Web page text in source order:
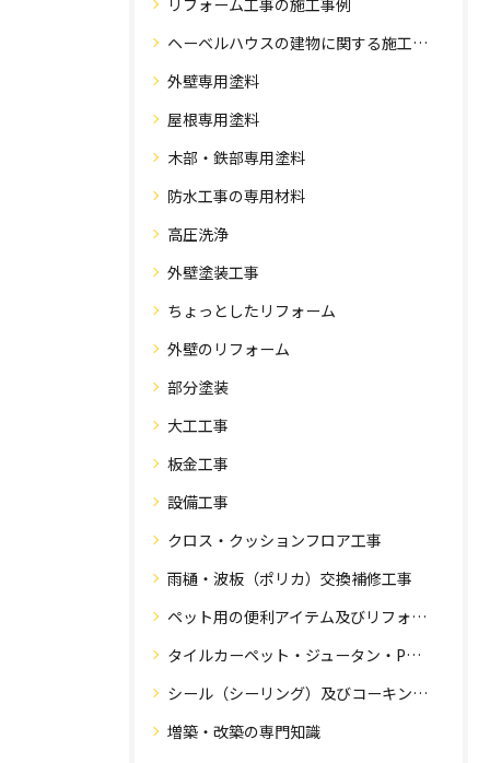
ヘーベルハウスの建物に関する施工事例
外壁専用塗料
屋根専用塗料
木部・鉄部専用塗料
防水工事の専用材料
高圧洗浄
外壁塗装工事
ちょっとしたリフォーム
外壁のリフォーム
部分塗装
大工工事
板金工事
設備工事
クロス・クッションフロア工事
雨樋・波板（ポリカ）交換補修工事
ペット用の便利アイテム及びリフォーム工事
タイルカーペット・ジュータン・Pタイル・床・フローリング工事
シール（シーリング）及びコーキング工事の専門知識
増築・改築の専門知識